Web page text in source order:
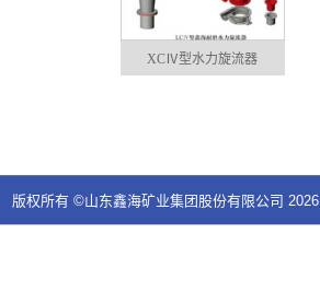
XCⅣ型水力旋流器
版权所有 ©山东鑫海矿业集团股份有限公司 2026